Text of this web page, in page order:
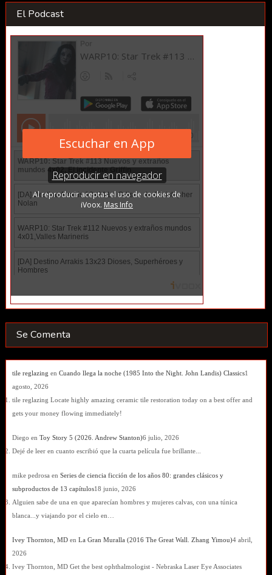
El Podcast
Se Comenta
tile reglazing en Cuando llega la noche (1985 Into the Night. John Landis) Classics1
agosto, 2026
tile reglazing Locate highly amazing ceramic tile restoration today on a best offer and
gets your money flowing immediately!
Diego en Toy Story 5 (2026. Andrew Stanton)6 julio, 2026
Dejé de leer en cuanto escribió que la cuarta película fue brillante...
mike pedrosa en Series de ciencia ficción de los años 80: grandes clásicos y
subproductos de 13 capítulos18 junio, 2026
Alguien sabe de una en que aparecían hombres y mujeres calvas, con una túnica
blanca...y viajando por el cielo en…
Ivey Thornton, MDen La Gran Muralla (2016 The Great Wall. Zhang Yimou)4 abril,
2026
Ivey Thornton, MD Get the best ophthalmologist - Nebraska Laser Eye Associates